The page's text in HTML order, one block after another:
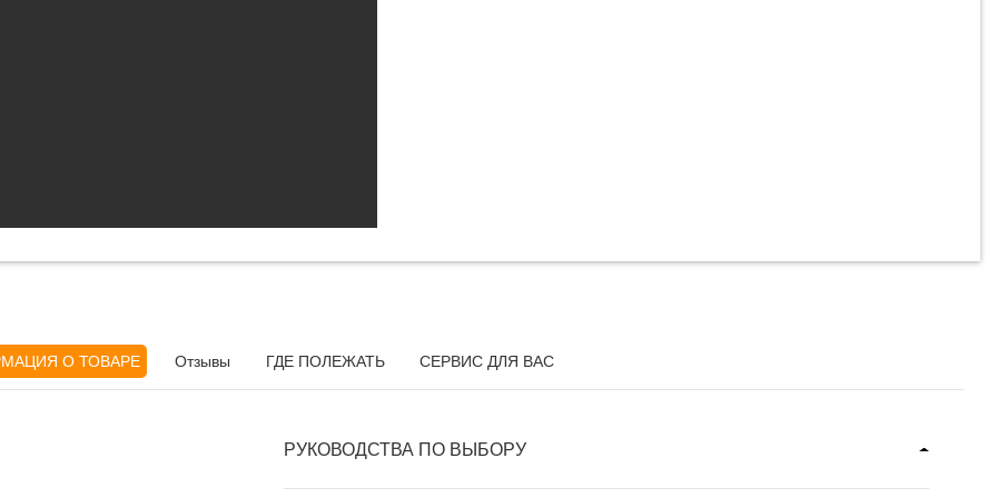
О ТОВАРЕ Отзывы ГДЕ ПОЛЕЖАТЬ СЕРВИС ДЛЯ ВАС
РУКОВОДСТВА ПО ВЫБОРУ